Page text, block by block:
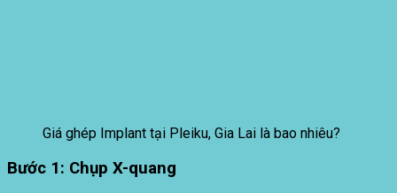
Giá ghép Implant tại Pleiku, Gia Lai là bao nhiêu?
Bước 1: Chụp X-quang